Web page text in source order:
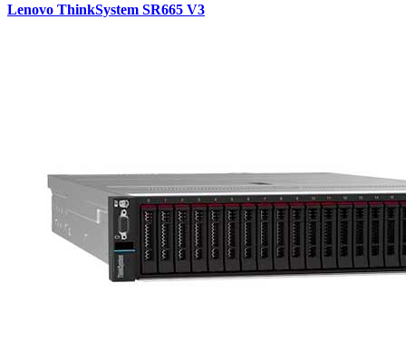
Lenovo ThinkSystem SR665 V3